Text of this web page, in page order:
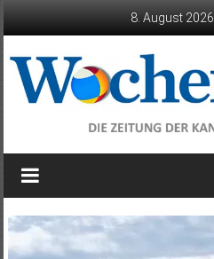
8. August 2026
Wochenblatt
die
der
Kanarischen